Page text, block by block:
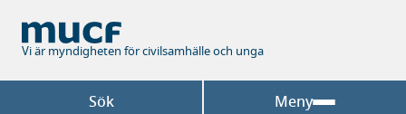
huvudinnehåll
Vi är myndigheten för civilsamhälle och unga
Sök Meny